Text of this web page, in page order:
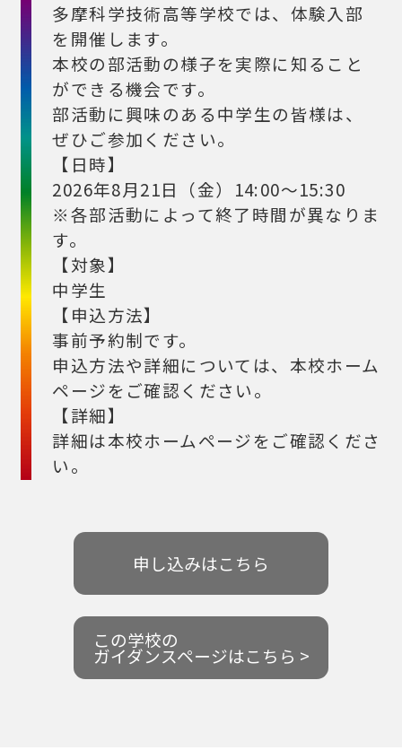
多摩科学技術高等学校では、体験入部
を開催します。
本校の部活動の様子を実際に知ること
ができる機会です。
部活動に興味のある中学生の皆様は、
ぜひご参加ください。
【日時】
2026年8月21日（金）14:00～15:30
※各部活動によって終了時間が異なりま
す。
【対象】
中学生
【申込方法】
事前予約制です。
申込方法や詳細については、本校ホーム
ページをご確認ください。
【詳細】
詳細は本校ホームページをご確認くださ
い。
申し込みはこちら
この学校の
ガイダンスページはこちら >